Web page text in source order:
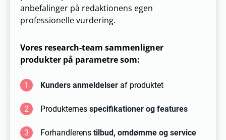
anbefalinger på redaktionens egen
professionelle vurdering.
Vores research-team sammenligner
produkter på parametre som:
1 Kunders anmeldelser af produktet
2 Produkternes specifikationer og features
3 Forhandlerens tilbud, omdømme og service